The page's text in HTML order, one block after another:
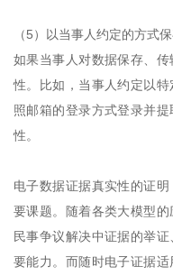
（5）以当事人约定的方式
如果当事人对数据保存、
性。比如，当事人约定以
照邮箱的登录方式登录并
性。
电子数据证据真实性的证
要课题。随着各类大模型的
民事争议解决中证据的举
要能力。而随时电子证据适